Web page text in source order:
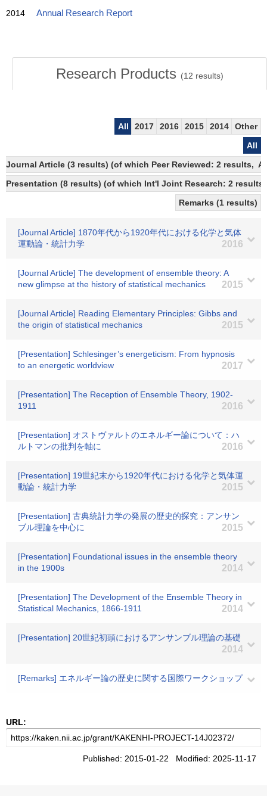
2014 Annual Research Report
Research Products (12 results)
All 2017 2016 2015 2014
Other
All
Journal Article (3 results) (of which Peer Reviewed: 2 results,
Presentation (8 results) (of which Int'l Joint Research: 2
Remarks (1 results)
[Journal Article] 1870年代から1920年代における化学と気体
運動論・統計力学
2016
[Journal Article] The development of ensemble theory: A
new glimpse at the history of statistical mechanics
2015
[Journal Article] Reading Elementary Principles: Gibbs and
the origin of statistical mechanics
2015
[Presentation] Schlesinger’s energeticism: From hypnosis
to an energetic worldview
2017
[Presentation] The Reception of Ensemble Theory, 1902-
1911
2016
[Presentation] オストヴァルトのエネルギー論について：ハ
ルトマンの批判を軸に
2016
[Presentation] 19世紀末から1920年代における化学と気体運
動論・統計力学
2015
[Presentation] 古典統計力学の発展の歴史的探究：アンサン
ブル理論を中心に
2015
[Presentation] Foundational issues in the ensemble theory
in the 1900s
2014
[Presentation] The Development of the Ensemble Theory in
Statistical Mechanics, 1866-1911
2014
[Presentation] 20世紀初頭におけるアンサンブル理論の基礎
2014
[Remarks] エネルギー論の歴史に関する国際ワークショップ
URL:
Published: 2015-01-22 Modified: 2025-11-17